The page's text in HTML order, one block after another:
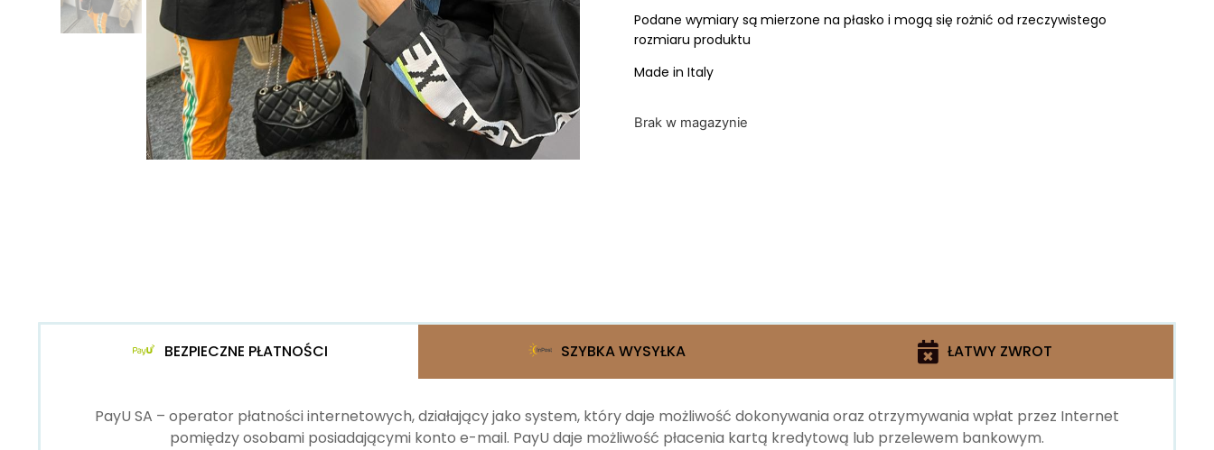
Podane wymiary są mierzone na płasko i mogą się rożnić od rzeczywistego
rozmiaru produktu
Made in Italy
Brak w magazynie
BEZPIECZNE PŁATNOŚCI SZYBKA WYSYŁKA ŁATWY ZWROT
PayU SA – operator płatności internetowych, działający jako system, który daje możliwość dokonywania oraz otrzymywania wpłat przez Internet
pomiędzy osobami posiadającymi konto e-mail. PayU daje możliwość płacenia kartą kredytową lub przelewem bankowym.